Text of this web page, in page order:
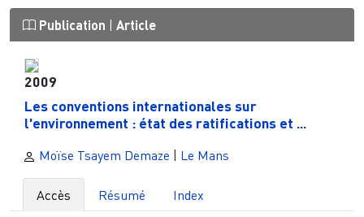
Publication Article
2009
Les conventions internationales sur
l'environnement : état des ratifications et ...
Moïse Tsayem Demaze Le Mans
Accès Résumé Index